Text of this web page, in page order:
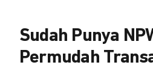
Sudah Punya
Permudah